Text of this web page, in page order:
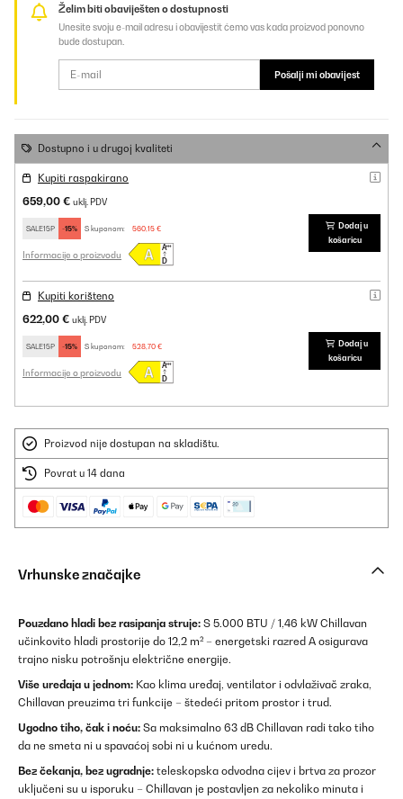
Želim biti obaviješten o dostupnosti
Unesite svoju e-mail adresu i obavijestit ćemo vas kada proizvod ponovno
bude dostupan.
Pošalji mi obavijest
Dostupno i u drugoj kvaliteti
Kupiti raspakirano
659,00 € uklj. PDV
SALE15P -15% S kuponom: 560,15 €
Informacije o proizvodu
Dodaj u
košaricu
Kupiti korišteno
622,00 € uklj. PDV
SALE15P -15% S kuponom: 528,70 €
Informacije o proizvodu
Dodaj u
košaricu
Proizvod nije dostupan na skladištu.
Povrat u 14 dana
Vrhunske značajke
Pouzdano hladi bez rasipanja struje: S 5.000 BTU / 1,46 kW Chillavan
učinkovito hladi prostorije do 12,2 m² – energetski razred A osigurava
trajno nisku potrošnju električne energije.
Više uređaja u jednom: Kao klima uređaj, ventilator i odvlaživač zraka,
Chillavan preuzima tri funkcije – štedeći pritom prostor i trud.
Ugodno tiho, čak i noću: Sa maksimalno 63 dB Chillavan radi tako tiho
da ne smeta ni u spavaćoj sobi ni u kućnom uredu.
Bez čekanja, bez ugradnje: teleskopska odvodna cijev i brtva za prozor
uključeni su u isporuku – Chillavan je postavljen za nekoliko minuta i